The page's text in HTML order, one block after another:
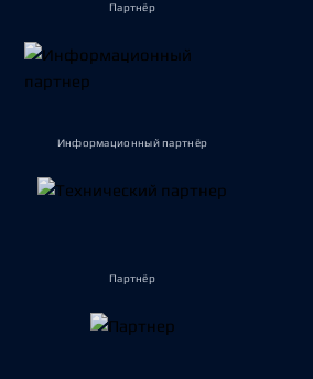
Партнёр
Информационный партнёр
Партнёр